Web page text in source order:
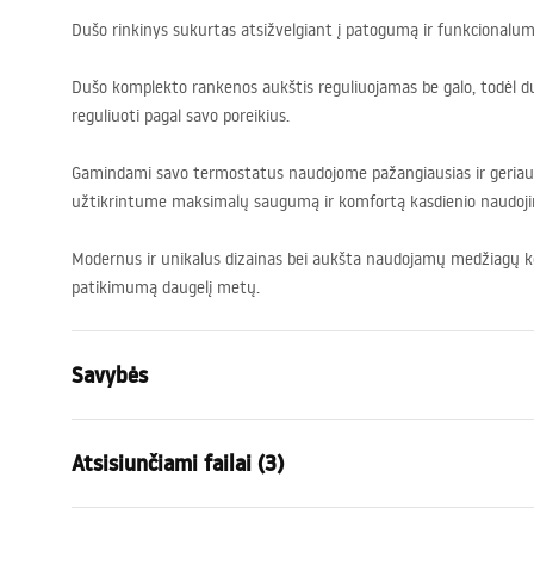
Dušo rinkinys sukurtas atsižvelgiant į patogumą ir
Dušo komplekto rankenos aukštis reguliuojamas be galo, todėl
reguliuoti pagal savo poreikius.
Gamindami savo termostatus naudojome pažangiausias ir
užtikrintume maksimalų saugumą ir komfortą kasdienio
Modernus ir unikalus dizainas bei aukšta naudojamų medžiagų
patikimumą daugelį metų.
Savybės
Medžiaga
Baterijos Tipas
Atsisiunčiami failai (3)